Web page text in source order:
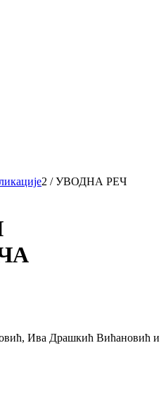
2 / УВОДНА РЕЧ
Ива Драшкић Вићановић и